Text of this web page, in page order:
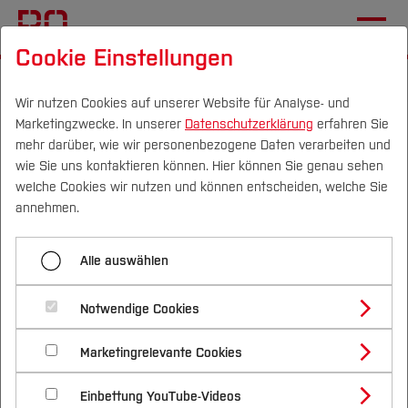
Campus Personen DE|EN Quicklinks
Studium
Studienangebote
Bachelorstudiengänge
Masterstudiengänge
Vor dem Studium
Bewerben & Einschreiben
Bewerbungsportal
Im Studium
Studienbüros und Prüfungen
Nach dem Studium
Forschung & Transfer
Profil
Forschungs- und Transferprofil
Schwerpunkte (FuT)
Beratung & Förderung
Nachhaltigkeit
Nachhaltigkeit studieren
International
Architecture Summer Talks
2024: DÜSING, Berlin
04.07.2024, 18:00 Uhr
A), Architektur_Kinzelbach
Ort:BlueBox
Vortragsreihe des Fachbereichs
Architektur
Cookie Einstellungen
Wir nutzen Cookies auf unserer Website für Analyse- und
Marketingzwecke. In unserer Datenschutzerklärung erfahren Sie
mehr darüber, wie wir personenbezogene Daten verarbeiten und
wie Sie uns kontaktieren können. Hier können Sie genau sehen
welche Cookies wir nutzen und können entscheiden, welche Sie
annehmen.
Alle auswählen
Notwendige Cookies
Marketingrelevante Cookies
Einbettung YouTube-Videos